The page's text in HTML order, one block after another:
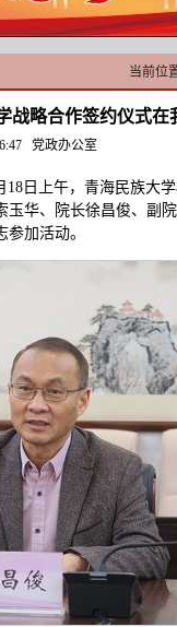
当前位
战略合作签约仪式在
党政办公室
日上午，青海民族大
华、院长徐昌俊、副
加活动。